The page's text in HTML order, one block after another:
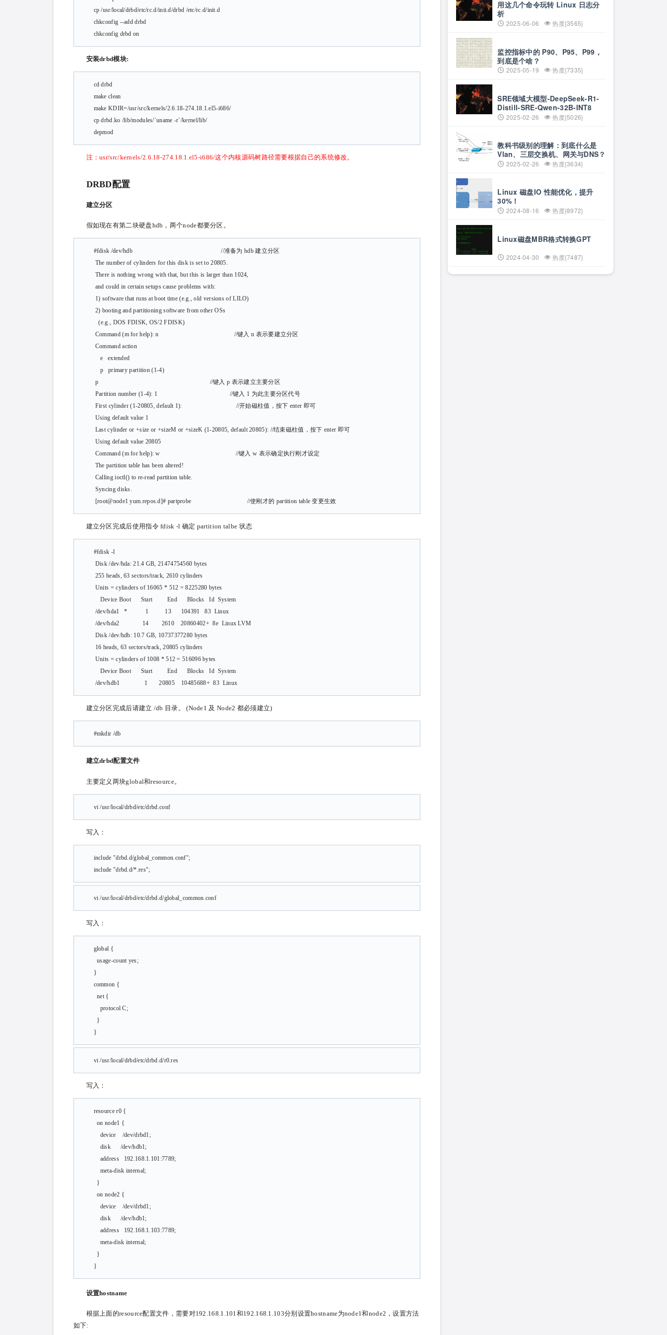
cp /usr/local/drbd/etc/rc.d/init.d/drbd /etc/rc.d/init.d
chkconfig --add drbd
chkconfig drbd on
安装drbd模块:
cd drbd
make clean
make KDIR=/usr/src/kernels/2.6.18-274.18.1.el5-i686/
cp drbd.ko /lib/modules/`uname -r`/kernel/lib/
depmod
注：usr/src/kernels/2.6.18-274.18.1.el5-i686/这个内核源码树路径需要根据自己的系统修改。
DRBD配置
建立分区
假如现在有第二块硬盘hdb，两个node都要分区。
#fdisk /dev/hdb //准备为 hdb 建立分区
The number of cylinders for this disk is set to 20805.
There is nothing wrong with that, but this is larger than 1024,
and could in certain setups cause problems with:
1) software that runs at boot time (e.g., old versions of LILO)
2) booting and partitioning software from other OSs
(e.g., DOS FDISK, OS/2 FDISK)
Command (m for help): n //键入 n 表示要建立分区
Command action
e extended
p primary partition (1-4)
p //键入 p 表示建立主要分区
Partition number (1-4): 1 //键入 1 为此主要分区代号
First cylinder (1-20805, default 1): //开始磁柱值，按下 enter 即可
Using default value 1
Last cylinder or +size or +sizeM or +sizeK (1-20805, default 20805): //结束磁柱值，按下 enter 即可
Using default value 20805
Command (m for help): w //键入 w 表示确定执行刚才设定
The partition table has been altered!
Calling ioctl() to re-read partition table.
Syncing disks.
[root@node1 yum.repos.d]# partprobe //使刚才的 partition table 变更生效
建立分区完成后使用指令 fdisk -l 确定 partition talbe 状态
#fdisk -l
Disk /dev/hda: 21.4 GB, 21474754560 bytes
255 heads, 63 sectors/track, 2610 cylinders
Units = cylinders of 16065 * 512 = 8225280 bytes
Device Boot Start End Blocks Id System
/dev/hda1 * 1 13 104391 83 Linux
/dev/hda2 14 2610 20860402+ 8e Linux LVM
Disk /dev/hdb: 10.7 GB, 10737377280 bytes
16 heads, 63 sectors/track, 20805 cylinders
Units = cylinders of 1008 * 512 = 516096 bytes
Device Boot Start End Blocks Id System
/dev/hdb1 1 20805 10485688+ 83 Linux
建立分区完成后请建立 /db 目录。 (Node1 及 Node2 都必须建立)
#mkdir /db
建立drbd配置文件
主要定义两块global和resource。
vi /usr/local/drbd/etc/drbd.conf
写入：
include "drbd.d/global_common.conf";
include "drbd.d/*.res";
vi /usr/local/drbd/etc/drbd.d/global_common.conf
写入：
global {
usage-count yes;
}
common {
net {
protocol C;
}
}
vi /usr/local/drbd/etc/drbd.d/r0.res
写入：
resource r0 {
on node1 {
device /dev/drbd1;
disk /dev/hdb1;
address 192.168.1.101:7789;
meta-disk internal;
}
on node2 {
device /dev/drbd1;
disk /dev/hdb1;
address 192.168.1.103:7789;
meta-disk internal;
}
}
设置hostname
根据上面的resource配置文件，需要对192.168.1.101和192.168.1.103分别设置hostname为node1和node2，设置方法
如下:
用这几个命令玩转 Linux 日志分
析
2025-06-06 热度{3565}
监控指标中的 P90、P95、P99，
到底是个啥？
2025-05-19 热度{7335}
SRE领域大模型-DeepSeek-R1-
Distill-SRE-Qwen-32B-INT8
2025-02-26 热度{5026}
教科书级别的理解：到底什么是
Vlan、三层交换机、网关与DNS？
2025-02-26 热度{3634}
Linux 磁盘IO 性能优化，提升
30%！
2024-08-16 热度{8972}
Linux磁盘MBR格式转换GPT
2024-04-30 热度{7487}